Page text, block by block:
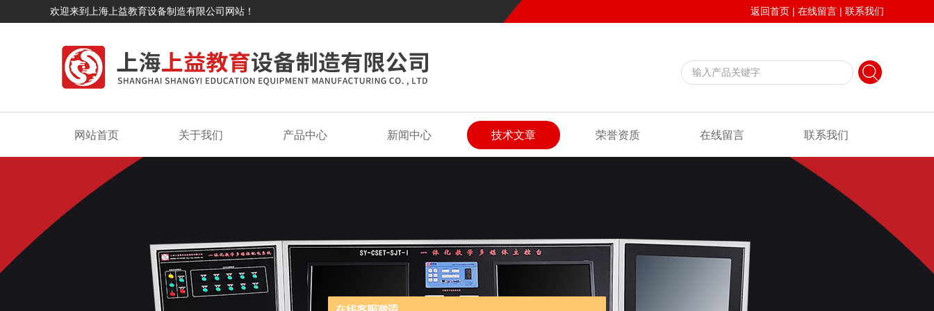
欢迎来到上海上益教育设备制造有限公司网站！ 返回首页 | 在线留言 | 联系我们
网站首页 关于我们 产品中心 新闻中心 技术文章 荣誉资质 在线留言 联系我们